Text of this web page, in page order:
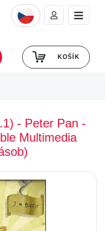
KOŠÍK
- Peter Pan -
Multimedia